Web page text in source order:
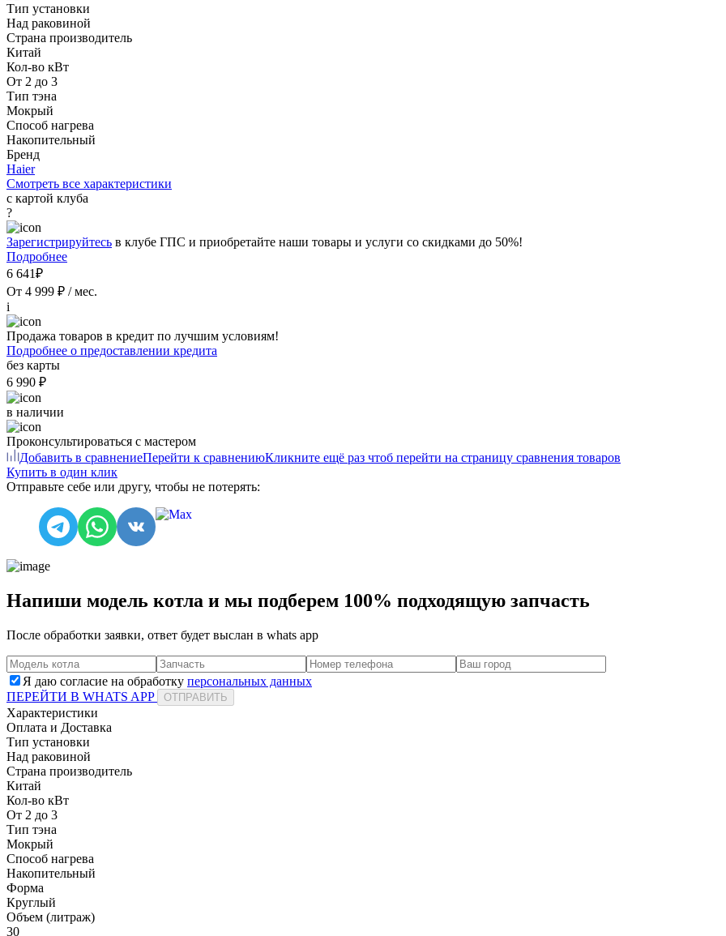
Тип установки
Над раковиной
Страна производитель
Китай
Кол-во кВт
От 2 до 3
Тип тэна
Мокрый
Способ нагрева
Накопительный
Бренд
Haier
Смотреть все характеристики
с картой клуба
?
Зарегистрируйтесь в клубе ГПС и приобретайте наши товары и услуги со скидками до 50%!
Подробнее
6 641₽
От 4 999 ₽ / мес.
i
Продажа товаров в кредит по лучшим условиям!
Подробнее о предоставлении кредита
без карты
6 990 ₽
в наличии
Проконсультироваться с мастером
Добавить в сравнениеПерейти к сравнениюКликните ещё раз чтоб перейти на страницу сравнения товаров
Купить в один клик
Отправьте себе или другу, чтобы не потерять:
Напиши модель котла и мы подберем 100% подходящую запчасть
После обработки заявки, ответ будет выслан в whats app
Я даю согласие на обработку персональных данных
ПЕРЕЙТИ В WHATS APP
ОТПРАВИТЬ
Характеристики
Оплата и Доставка
Тип установки
Над раковиной
Страна производитель
Китай
Кол-во кВт
От 2 до 3
Тип тэна
Мокрый
Способ нагрева
Накопительный
Форма
Круглый
Объем (литраж)
30